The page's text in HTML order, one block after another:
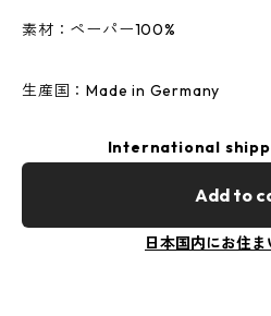
素材：ペーパー100%
生産国：Made in Germany
International
Add to
日本国内にお住